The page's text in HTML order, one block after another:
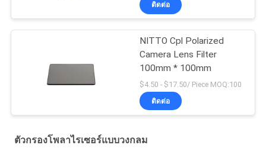
ติดต่อ
NITTO Cpl Polarized
Camera Lens Filter
100mm * 100mm
$4.50 - $17.50/ Piece MOQ:100
ติดต่อ
ตัวกรองโพลาไรเซอร์แบบวงกลม